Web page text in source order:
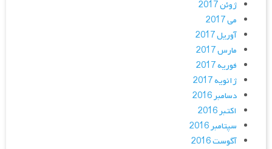
ژوئن 2017
می 2017
آوریل 2017
مارس 2017
فوریه 2017
ژانویه 2017
دسامبر 2016
اکتبر 2016
سپتامبر 2016
آگوست 2016